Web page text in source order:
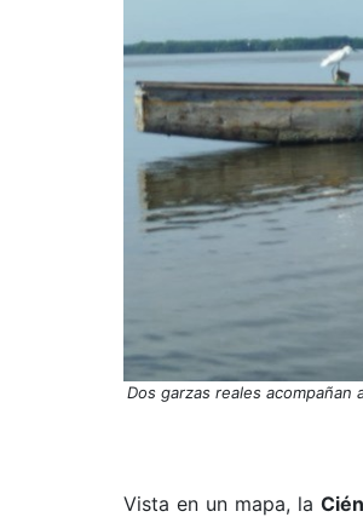
Dos garzas reales
Vista en un mapa, la